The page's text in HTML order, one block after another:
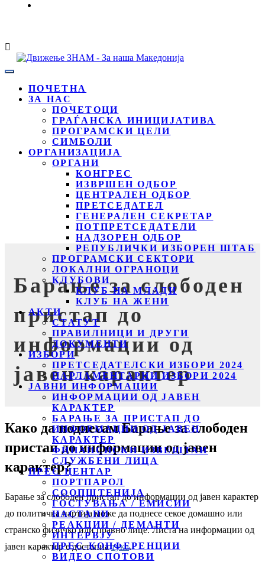
ПОЧЕТНА
ЗА НАС
ПОЧЕТОЦИ
ГРАЃАНСКА ИНИЦИЈАТИВА
ПРОГРАМСКИ ЦЕЛИ
СИМБОЛИ
ОРГАНИЗАЦИЈА
ОРГАНИ
КОНГРЕС
ИЗВРШЕН ОДБОР
ЦЕНТРАЛЕН ОДБОР
ПРЕТСЕДАТЕЛ
ГЕНЕРАЛЕН СЕКРЕТАР
ПОТПРЕТСЕДАТЕЛИ
НАДЗОРЕН ОДБОР
РЕПУБЛИЧКИ ИЗБОРЕН ШТАБ
ПРОГРАМСКИ СЕКТОРИ
ЛОКАЛНИ ОГРАНОЦИ
КЛУБОВИ
КЛУБ НА МЛАДИ
КЛУБ НА ЖЕНИ
АКТИ
СТАТУТ
ПРАВИЛНИЦИ И ДРУГИ
ДОКУМЕНТИ
ИЗБОРИ
ПРЕТСЕДАТЕЛСКИ ИЗБОРИ 2024
ПАРЛАМЕНТАРНИ ИЗБОРИ 2024
ЈАВНИ ИНФОРМАЦИИ
ИНФОРМАЦИИ ОД ЈАВЕН
КАРАКТЕР
БАРАЊЕ ЗА ПРИСТАП ДО
ИНФОРМАЦИИ ОД ЈАВЕН
КАРАКТЕР
ФИНАНСИСКИ ИЗВЕШТАИ
СЛУЖБЕНИ ЛИЦА
ПРЕС ЦЕНТАР
ПОРТПАРОЛ
СООПШТЕНИЈА
ГОСТУВАЊА / ЕМИСИИ
НАСТАНИ
РЕАКЦИИ / ДЕМАНТИ
ИНТЕРВЈУ
ПРЕС-КОНФЕРЕНЦИИ
ВИДЕО СПОТОВИ
Барање за слободен
пристап до
информации од
јавен карактер
Како да поднесам Барање за слободен
пристап до информации од јавен
карактер?
Барање за слободен пристап до информации од јавeн карактер
до политичка партија може да поднесе секое домашно или
странско физичко или правно лице. Листа на информации од
јавен карактер е достапнатука.